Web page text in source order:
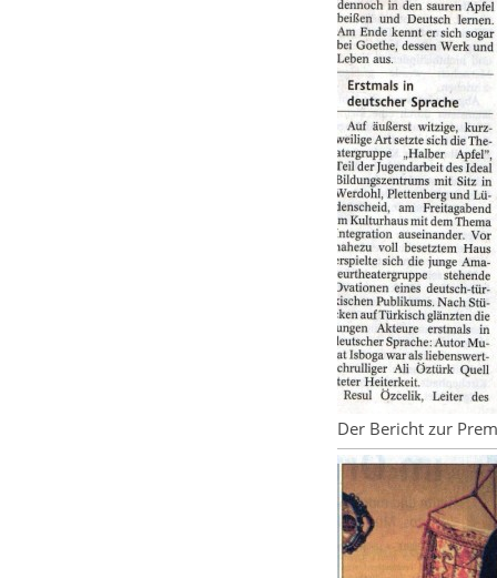
Der Bericht zur